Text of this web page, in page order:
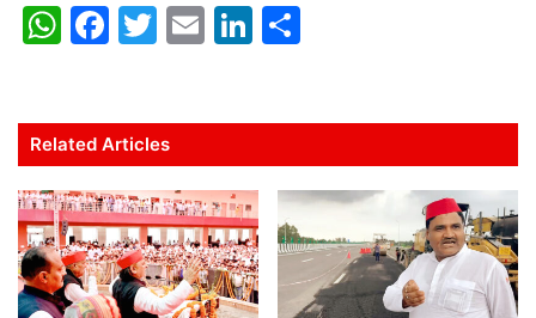
W
s
A
p
p
F
e
b
o
o
k
T
er
E
Li
dI
n
Related Articles